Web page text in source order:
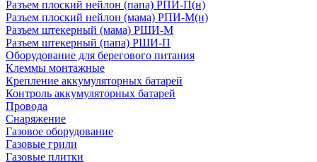
Разъем плоский нейлон (папа) РПИ-П(н)
Разъем плоский нейлон (мама) РПИ-М(н)
Разъем штекерный (мама) РШИ-М
Разъем штекерный (папа) РШИ-П
Оборудование для берегового питания
Клеммы монтажные
Крепление аккумуляторных батарей
Контроль аккумуляторных батарей
Провода
Снаряжение
Газовое оборудование
Газовые грили
Газовые плитки